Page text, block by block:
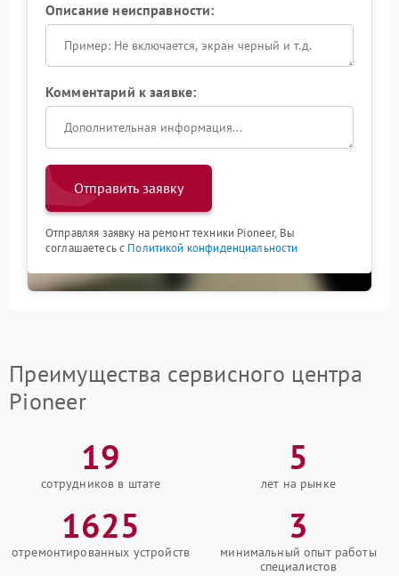
Описание неисправности:
Комментарий к заявке:
Отправить заявку
Отправляя заявку на ремонт техники Pioneer, Вы
соглашаетесь с Политикой конфиденциальности
Преимущества сервисного центра
Pioneer
19
сотрудников в штате
5
лет на рынке
1625
отремонтированных устройств
3
минимальный опыт работы
специалистов